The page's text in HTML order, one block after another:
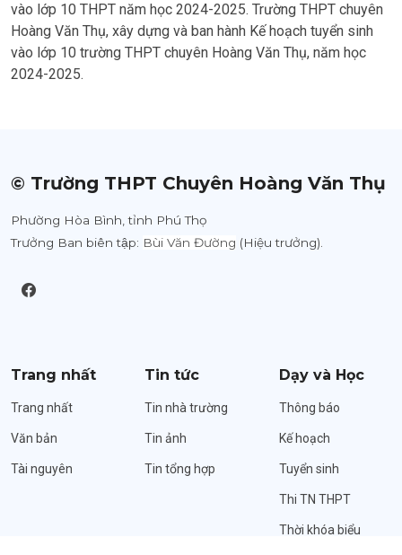
vào lớp 10 THPT năm học 2024-2025. Trường THPT chuyên
Hoàng Văn Thụ, xây dựng và ban hành Kế hoạch tuyển sinh
vào lớp 10 trường THPT chuyên Hoàng Văn Thụ, năm học
2024-2025.
© Trường THPT Chuyên Hoàng Văn Thụ
Phường Hòa Bình, tỉnh Phú Thọ
Trưởng Ban biên tập: Bùi Văn Đường (Hiệu trưởng).
Trang nhất
Trang nhất
Văn bản
Tài nguyên
Tin tức
Tin nhà trường
Tin ảnh
Tin tổng hợp
Dạy và Học
Thông báo
Kế hoạch
Tuyển sinh
Thi TN THPT
Thời khóa biểu